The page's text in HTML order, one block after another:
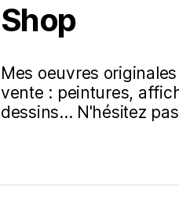
Shop
Mes oeuvres
vente : peintures,
dessins... N'hésitez